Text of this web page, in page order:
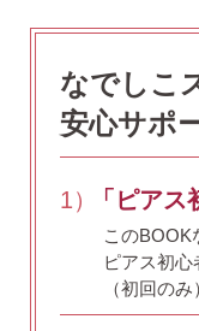
なでしこ
安心サポ
1） 「ピア
このBOOK
ピアス初
（初回のみ